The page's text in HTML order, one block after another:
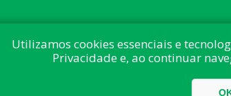
nopCommerce
Utilizamos cookies essenciais e
Privacidade e, ao continuar